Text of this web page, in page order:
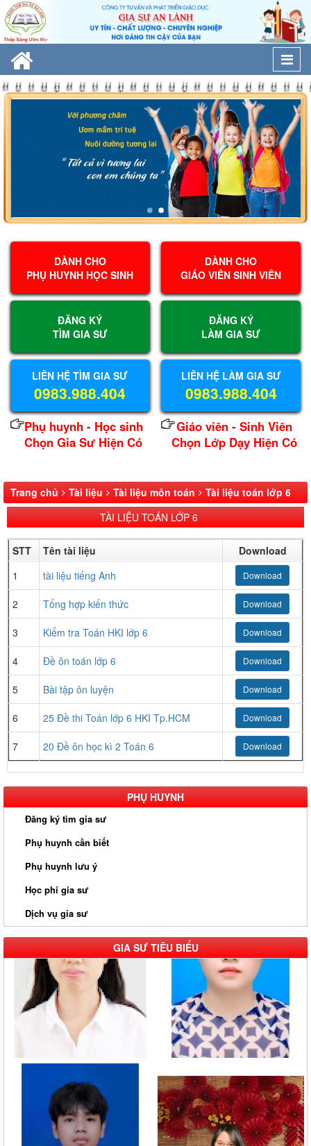
DÀNH CHO
PHỤ HUYNH HỌC SINH
ĐĂNG KÝ
TÌM GIA SƯ
LIÊN HỆ TÌM GIA SƯ
0983.988.404
Phụ huynh - Học sinh
Chọn Gia Sư Hiện Có
DÀNH CHO
GIÁO VIÊN SINH VIÊN
ĐĂNG KÝ
LÀM GIA SƯ
LIÊN HỆ LÀM GIA SƯ
0983.988.404
Giáo viên - Sinh Viên
Chọn Lớp Dạy Hiện Có
Trang chủ Tài liệu Tài liệu môn toán
Tài liệu toán lớp 6
TÀI LIỆU TOÁN LỚP 6
STT Tên tài liệu
Download
1
tài liệu tiếng Anh Download
2 Tổng hợp kiến thức Download
3 Kiểm tra Toán HKI lớp 6 Download
4 Đề ôn toán lớp 6 Download
5 Bài tập ôn luyện Download
6 25 Đề thi Toán lớp 6 HKI Tp.HCM Download
7 20 Đề ôn học kì 2 Toán 6 Download
PHỤ HUYNH
Đăng ký tìm gia sư
Phụ huynh cần biết
Phụ huynh lưu ý
Học phí gia sư
Dịch vụ gia sư
GIA SƯ TIÊU BIỂU